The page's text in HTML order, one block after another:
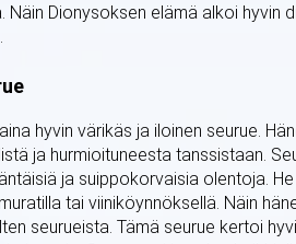
Näin Dionysoksen elämä alkoi hyvin
hyvin värikäs ja iloinen seurue.
ja hurmioituneesta tanssistaan.
ja suippokorvaisia olentoja.
tai viiniköynnöksellä. Näin
seurueista. Tämä seurue kertoi